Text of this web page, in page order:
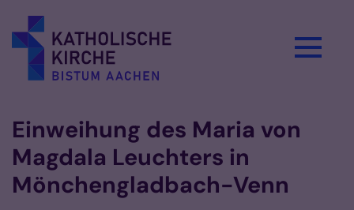
Einweihung des Maria von
Magdala Leuchters in
Mönchengladbach-Venn